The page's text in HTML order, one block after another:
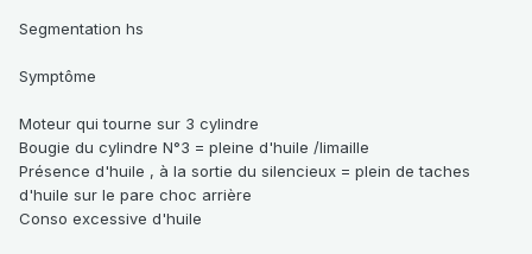
Segmentation hs
Symptôme
Moteur qui tourne sur 3 cylindre
Bougie du cylindre N°3 = pleine d'huile /limaille
Présence d'huile , à la sortie du silencieux = plein de taches
d'huile sur le pare choc arrière
Conso excessive d'huile